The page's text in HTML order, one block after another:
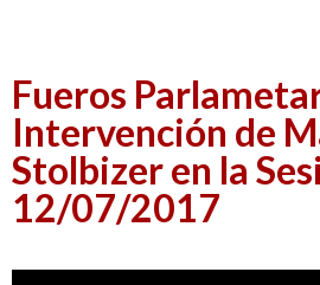
Fueros
Intervención de
Stolbizer en la
12/07/2017